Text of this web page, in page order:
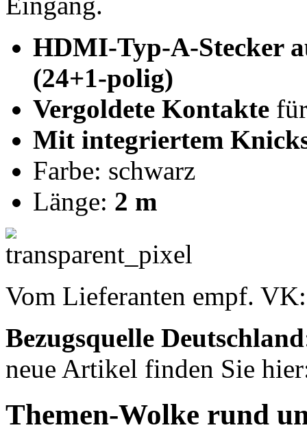
HDMI-Typ-A-Stecker
(24+1-polig)
Vergoldete Kontakte
Mit integriertem
Farbe: schwarz
Länge: 2 m
Vom Lieferanten empf.
Bezugsquelle Deutschland
neue Artikel finden Sie
Themen-Wolke rund